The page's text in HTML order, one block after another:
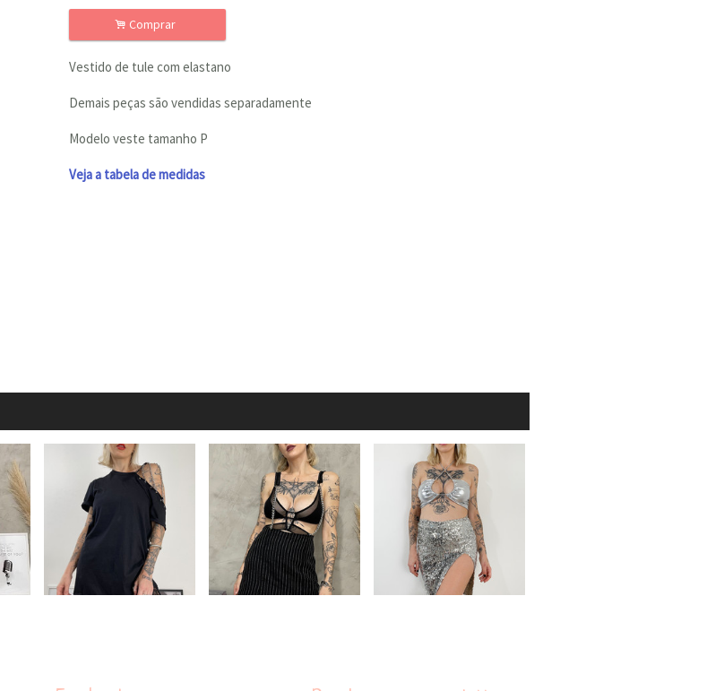
. Comprar
Vestido de tule com elastano
Demais peças são vendidas separadamente
Modelo veste tamanho P
Veja a tabela de medidas